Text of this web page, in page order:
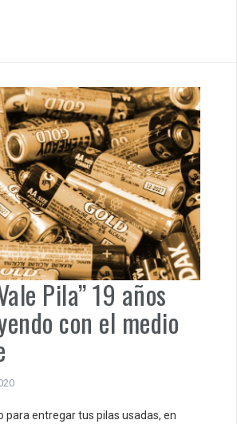
Pila” 19 años
con el medio
para entregar tus pilas usadas, en